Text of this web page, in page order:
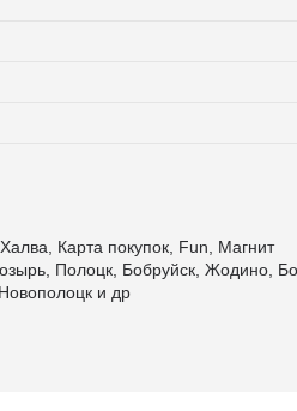
Карта покупок, Fun, Магнит
Полоцк, Бобруйск, Жодино,
и др